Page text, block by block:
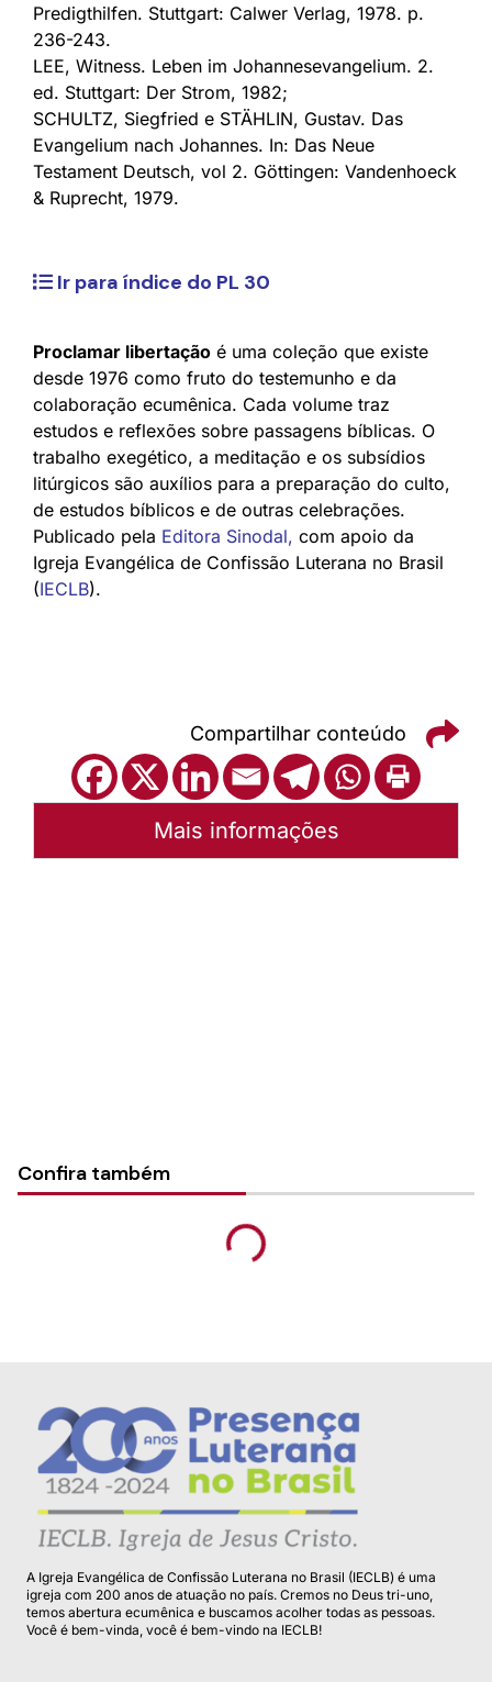
Predigthilfen. Stuttgart: Calwer Verlag, 1978. p.
236-243.
LEE, Witness. Leben im Johannesevangelium. 2.
ed. Stuttgart: Der Strom, 1982;
SCHULTZ, Siegfried e STÄHLIN, Gustav. Das
Evangelium nach Johannes. In: Das Neue
Testament Deutsch, vol 2. Göttingen: Vandenhoeck
& Ruprecht, 1979.
Ir para índice do PL 30
Proclamar libertação é uma coleção que existe
desde 1976 como fruto do testemunho e da
colaboração ecumênica. Cada volume traz
estudos e reflexões sobre passagens bíblicas. O
trabalho exegético, a meditação e os subsídios
litúrgicos são auxílios para a preparação do culto,
de estudos bíblicos e de outras celebrações.
Publicado pela Editora Sinodal, com apoio da
Igreja Evangélica de Confissão Luterana no Brasil
(IECLB).
Compartilhar conteúdo
Mais informações
Confira também